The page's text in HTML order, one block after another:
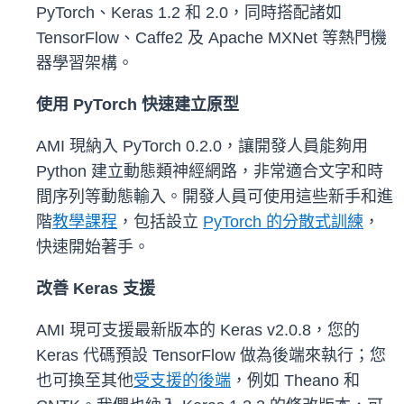
PyTorch、Keras 1.2 和 2.0，同時搭配諸如
TensorFlow、Caffe2 及 Apache MXNet 等熱門機
器學習架構。
使用 PyTorch 快速建立原型
AMI 現納入 PyTorch 0.2.0，讓開發人員能夠用
Python 建立動態類神經網路，非常適合文字和時
間序列等動態輸入。開發人員可使用這些新手和進
階教學課程 ，包括設立 PyTorch 的分散式訓練 ，
快速開始著手。
改善 Keras 支援
AMI 現可支援最新版本的 Keras v2.0.8，您的
Keras 代碼預設 TensorFlow 做為後端來執行；您
也可換至其他受支援的後端 ，例如 Theano 和